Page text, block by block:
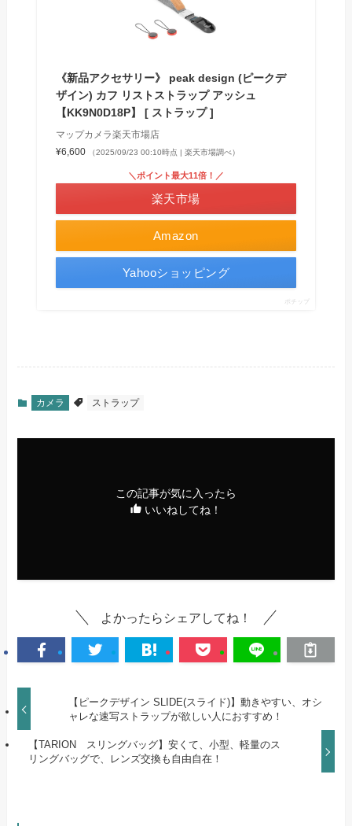
《新品アクセサリー》 peak design (ピークデ
ザイン) カフ リストストラップ アッシュ
【KK9N0D18P】 [ ストラップ ]
マップカメラ楽天市場店
¥6,600
（2025/09/23 00:10時点 | 楽天市場調べ）
Amazon
＼ポイント最大11倍！／
楽天市場
Yahooショッピング
ポチップ
カメラ ストラップ
この記事が気に入ったら
いいねしてね！
よかったらシェアしてね！
【ピークデザイン SLIDE(スライド)】動きやすい、オシ
ャレな速写ストラップが欲しい人におすすめ！
【TARION スリングバッグ】安くて、小型、軽量のス
リングバッグで、レンズ交換も自由自在！